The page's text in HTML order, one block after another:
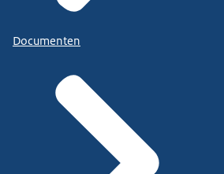
Documenten